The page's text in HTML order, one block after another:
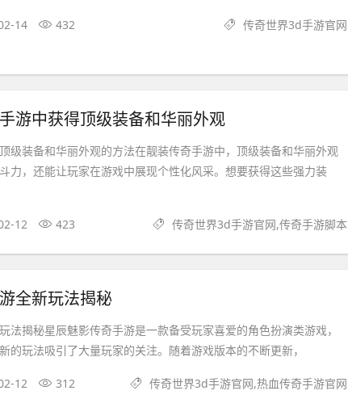
14 432 传奇世界3d手游官网
游中获得顶级装备和华丽外观
级装备和华丽外观的方法在靓装传奇手游中，顶级装备和华丽外观
力，还能让玩家在游戏中展现个性化风采。想要获得这些强力装
12 423 传奇世界3d手游官网,传奇手游脚本
全新玩法揭秘
法揭秘星辰魅影传奇手游是一款备受玩家喜爱的角色扮演类游戏，
的玩法吸引了大量玩家的关注。随着游戏版本的不断更新，
12 312 传奇世界3d手游官网,热血传奇手游官网